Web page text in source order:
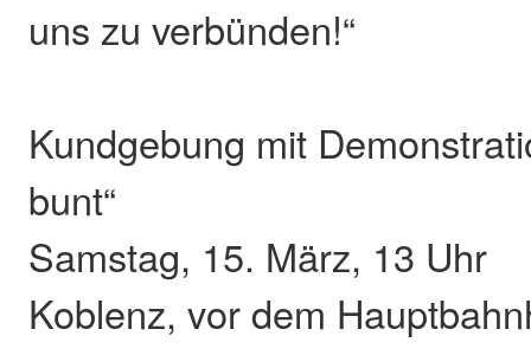
uns zu verbün­den!“
Kundgebung mit
bunt“
Samstag, 15. März, 13 Uhr
Koblenz, vor dem